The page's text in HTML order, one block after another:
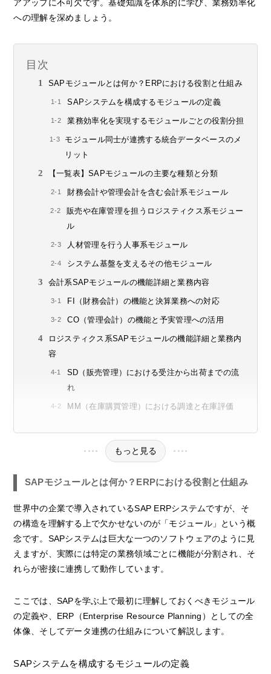
アアップに不可欠です。基礎知識を体系的に学び、業務効率化
への理解を深めましょう。
目次
SAPモジュールとは何か？ERPにおける役割と仕組み
SAPシステムを構成するモジュールの定義
業務効率化を実現するモジュールごとの役割分担
モジュール同士が連携する統合データベースのメ
リット
【一覧表】SAPモジュールの主要な種類と分類
財務会計や管理会計を含む会計系モジュール
販売や在庫管理を担うロジスティクス系モジュー
ル
人材管理を行う人事系モジュール
システム基盤を支えるその他モジュール
会計系SAPモジュールの機能詳細と業務内容
FI（財務会計）の機能と決算業務への対応
CO（管理会計）の機能と予実管理への活用
ロジスティクス系SAPモジュールの機能詳細と業務内
容
SD（販売管理）における受注から出荷までの流
れ
MM（在庫購買管理）における調達と在庫評価
もっと見る
SAPモジュールとは何か？ERPにおける役割と仕組み
世界中の企業で導入されているSAP ERPシステムですが、そ
の構造を理解する上で欠かせないのが「モジュール」という概
念です。SAPシステムは巨大な一つのソフトウェアのように見
えますが、実際には特定の業務領域ごとに機能が分割され、そ
れらが密接に連携して動作しています。
ここでは、SAPを学ぶ上で最初に理解しておくべきモジュール
の定義や、ERP（Enterprise Resource Planning）としての全
体像、そしてデータ連携の仕組みについて解説します。
SAPシステムを構成するモジュールの定義